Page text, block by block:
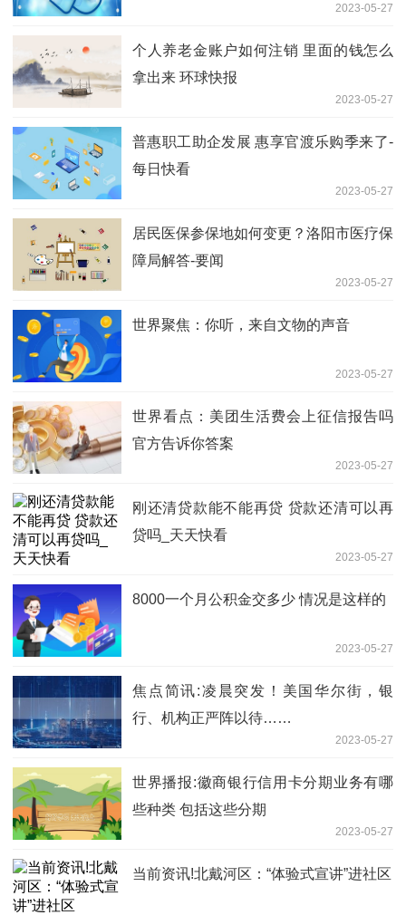
2023-05-27
个人养老金账户如何注销 里面的钱怎么
拿出来 环球快报
2023-05-27
普惠职工助企发展 惠享官渡乐购季来了-
每日快看
2023-05-27
居民医保参保地如何变更？洛阳市医疗保
障局解答-要闻
2023-05-27
世界聚焦：你听，来自文物的声音
2023-05-27
世界看点：美团生活费会上征信报告吗
官方告诉你答案
2023-05-27
刚还清贷款能不能再贷 贷款还清可以再
贷吗_天天快看
2023-05-27
8000一个月公积金交多少 情况是这样的
2023-05-27
焦点简讯:凌晨突发！美国华尔街，银
行、机构正严阵以待……
2023-05-27
世界播报:徽商银行信用卡分期业务有哪
些种类 包括这些分期
2023-05-27
当前资讯!北戴河区：“体验式宣讲”进社区